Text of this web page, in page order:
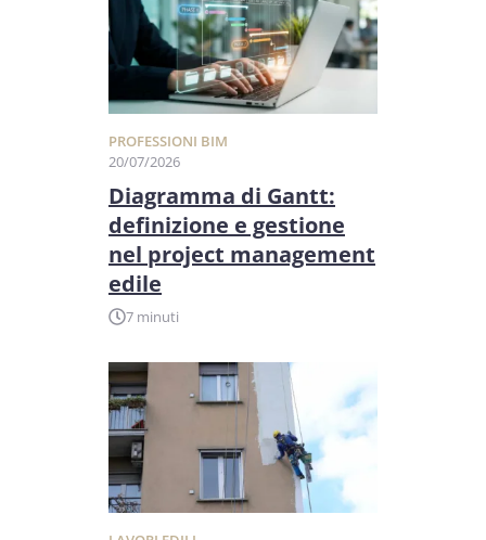
PROFESSIONI BIM
20/07/2026
Diagramma di Gantt:
definizione e gestione
nel project management
edile
7 minuti